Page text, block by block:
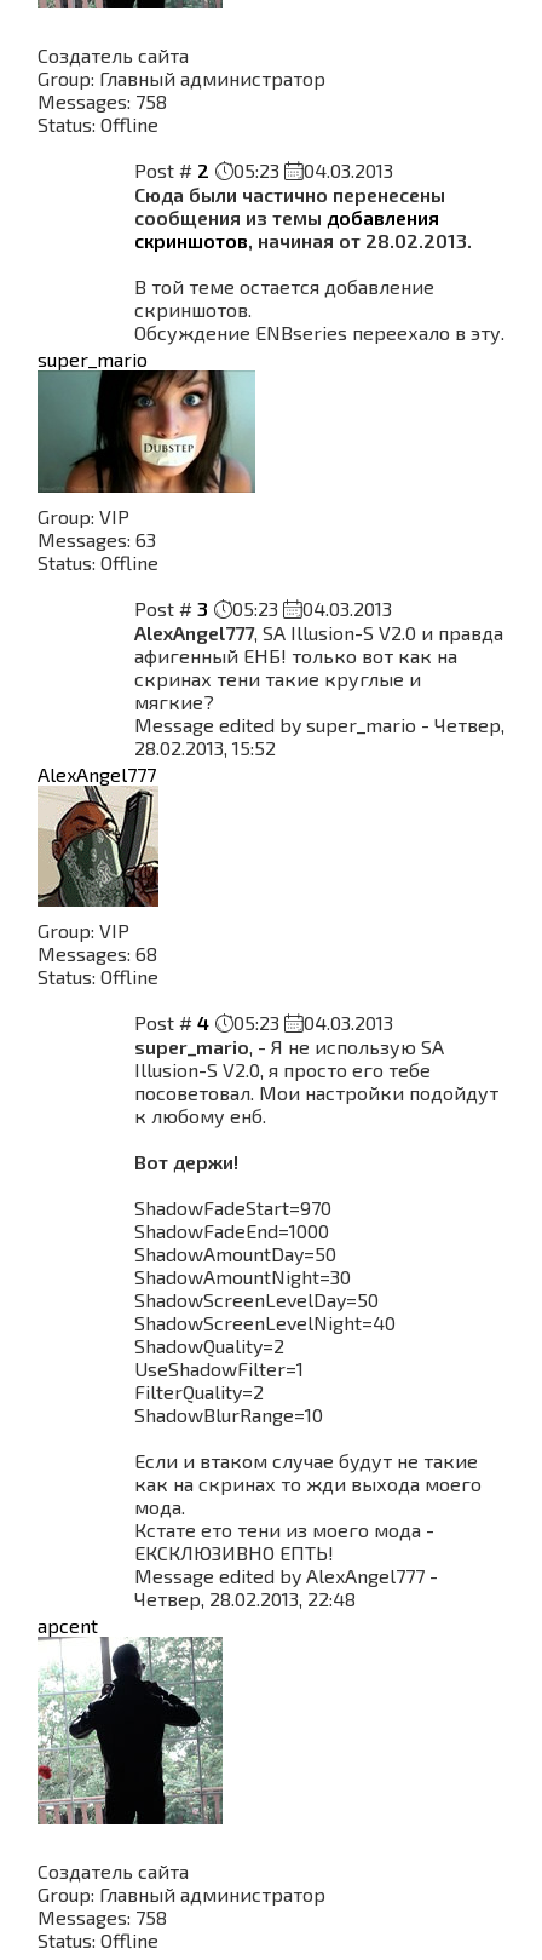
Создатель сайта
Group: Главный администратор
Messages: 758
Status: Offline
Post # 2 05:23
04.03.2013
Сюда были частично перенесены
сообщения из темы добавления
скриншотов, начиная от 28.02.2013.
В той теме остается добавление
скриншотов.
Обсуждение ENBseries переехало в эту.
super_mario
Group: VIP
Messages: 63
Status: Offline
Post # 3 05:23
04.03.2013
AlexAngel777, SA Illusion-S V2.0 и правда
афигенный ЕНБ! только вот как на
скринах тени такие круглые и
мягкие?
Message edited by super_mario - Четвер,
28.02.2013, 15:52
AlexAngel777
Group: VIP
Messages: 68
Status: Offline
Post # 4 05:23
04.03.2013
super_mario, - Я не использую SA
Illusion-S V2.0, я просто его тебе
посоветовал. Мои настройки подойдут
к любому енб.
Вот держи!
ShadowFadeStart=970
ShadowFadeEnd=1000
ShadowAmountDay=50
ShadowAmountNight=30
ShadowScreenLevelDay=50
ShadowScreenLevelNight=40
ShadowQuality=2
UseShadowFilter=1
FilterQuality=2
ShadowBlurRange=10
Если и втаком случае будут не такие
как на скринах то жди выхода моего
мода.
Кстате ето тени из моего мода -
ЕКСКЛЮЗИВНО ЕПТЬ!
Message edited by AlexAngel777 -
Четвер, 28.02.2013, 22:48
apcent
Создатель сайта
Group: Главный администратор
Messages: 758
Status: Offline